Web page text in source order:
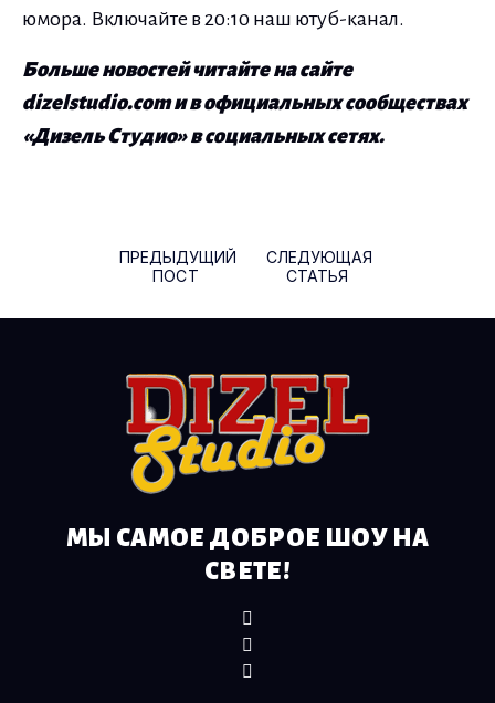
юмора. Включайте в 20:10 наш ютуб-канал.
Больше новостей читайте на сайте
dizelstudio.com и в официальных сообществах
«Дизель Студио» в социальных сетях.
ПРЕДЫДУЩИЙ
ПОСТ
СЛЕДУЮЩАЯ
СТАТЬЯ
МЫ САМОЕ ДОБРОЕ ШОУ НА
СВЕТЕ!